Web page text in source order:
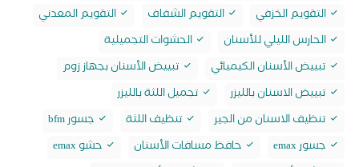
التقويم الخزفي
التقويم الشفاف
التقويم المعدني
الحارس الليلي للأسنان
الحشوات التجميلية
تبييض الأسنان الكيميائي
تبييض الأسنان بجهاز زوم
تبييض الاسنان بالليزر
تجميل اللثة بالليزر
تنظيف الاسنان من الجير
تنظيف اللثة
جسور bfm
جسور emax
حافظ مسافات الأسنان
حشو emax